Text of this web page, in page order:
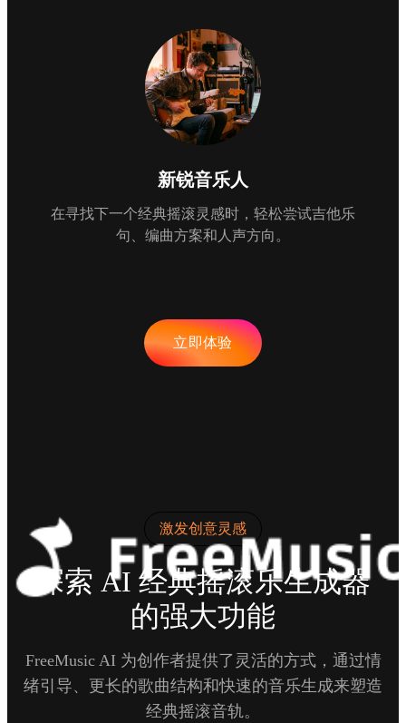
新锐音乐人
在寻找下一个经典摇滚灵感时，轻松尝试吉他乐
句、编曲方案和人声方向。
立即体验
激发创意灵感
探索 AI 经典摇滚乐生成器
的强大功能
FreeMusic AI 为创作者提供了灵活的方式，通过情
绪引导、更长的歌曲结构和快速的音乐生成来塑造
经典摇滚音轨。